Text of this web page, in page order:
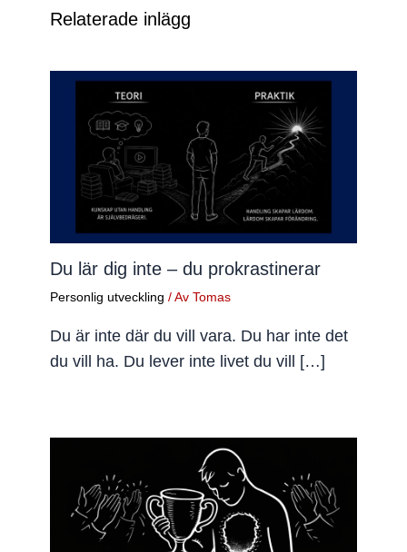
Relaterade inlägg
Du lär dig inte – du prokrastinerar
Personlig utveckling / Av Tomas
Du är inte där du vill vara. Du har inte det
du vill ha. Du lever inte livet du vill […]